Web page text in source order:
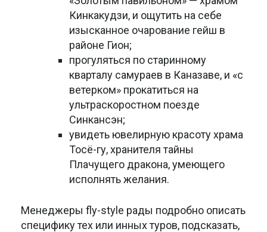
Кинкакудзи, и ощутить на себе
изысканное очарование гейш в
районе Гион;
прогуляться по старинному
кварталу самураев в Каназаве, и «с
ветерком» прокатиться на
ультраскоростном поезде
Синкансэн;
увидеть ювелирную красоту храма
Тосё-гу, хранителя тайны
Плачущего дракона, умеющего
исполнять желания.
Менеджеры fly-style рады подробно описать
специфику тех или инных туров, подсказать,